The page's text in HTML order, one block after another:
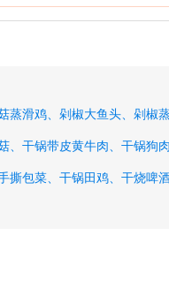
蒸滑鸡、 剁椒大鱼头、 剁椒
、 干锅带皮黄牛肉、 干锅狗
撕包菜、 干锅田鸡、 干烧啤